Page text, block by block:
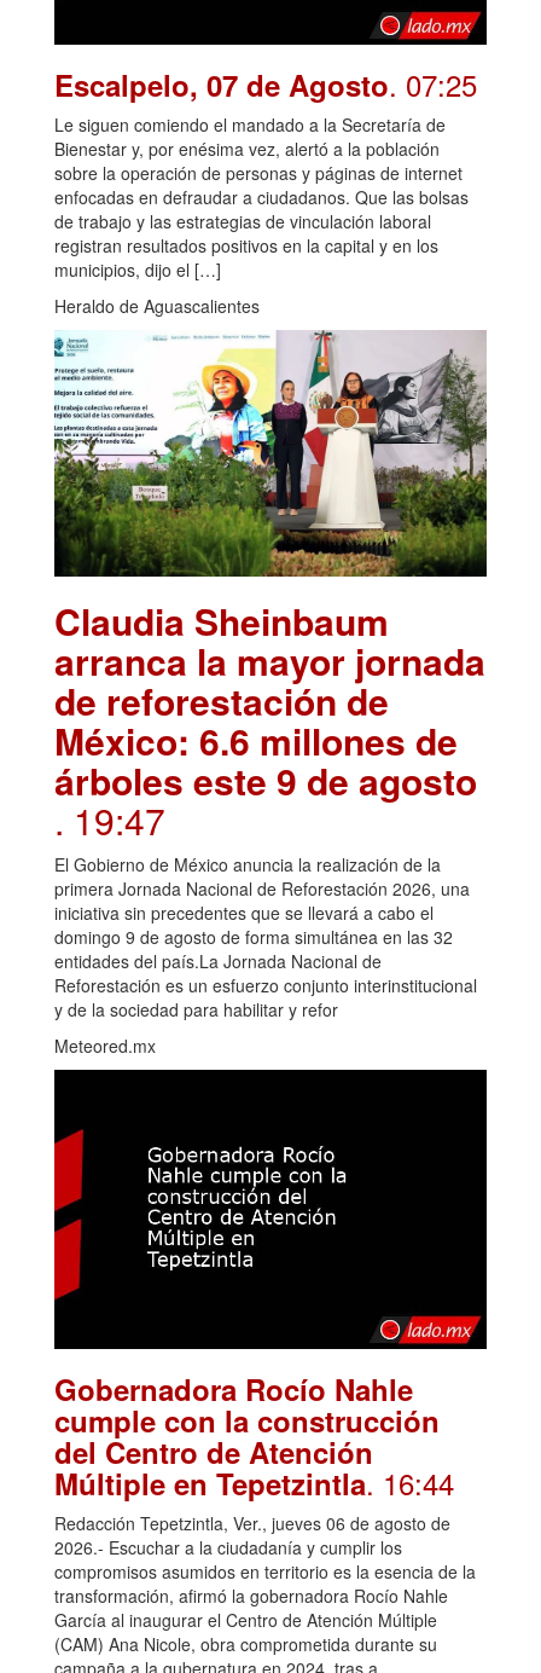
Escalpelo, 07 de Agosto. 07:25
Le siguen comiendo el mandado a la Secretaría de
Bienestar y, por enésima vez, alertó a la población
sobre la operación de personas y páginas de internet
enfocadas en defraudar a ciudadanos. Que las bolsas
de trabajo y las estrategias de vinculación laboral
registran resultados positivos en la capital y en los
municipios, dijo el […]
Heraldo de Aguascalientes
Claudia Sheinbaum
arranca la mayor jornada
de reforestación de
México: 6.6 millones de
árboles este 9 de agosto
. 19:47
El Gobierno de México anuncia la realización de la
primera Jornada Nacional de Reforestación 2026, una
iniciativa sin precedentes que se llevará a cabo el
domingo 9 de agosto de forma simultánea en las 32
entidades del país.La Jornada Nacional de
Reforestación es un esfuerzo conjunto interinstitucional
y de la sociedad para habilitar y refor
Meteored.mx
Gobernadora Rocío Nahle
cumple con la construcción
del Centro de Atención
Múltiple en Tepetzintla. 16:44
Redacción Tepetzintla, Ver., jueves 06 de agosto de
2026.- Escuchar a la ciudadanía y cumplir los
compromisos asumidos en territorio es la esencia de la
transformación, afirmó la gobernadora Rocío Nahle
García al inaugurar el Centro de Atención Múltiple
(CAM) Ana Nicole, obra comprometida durante su
campaña a la gubernatura en 2024, tras a